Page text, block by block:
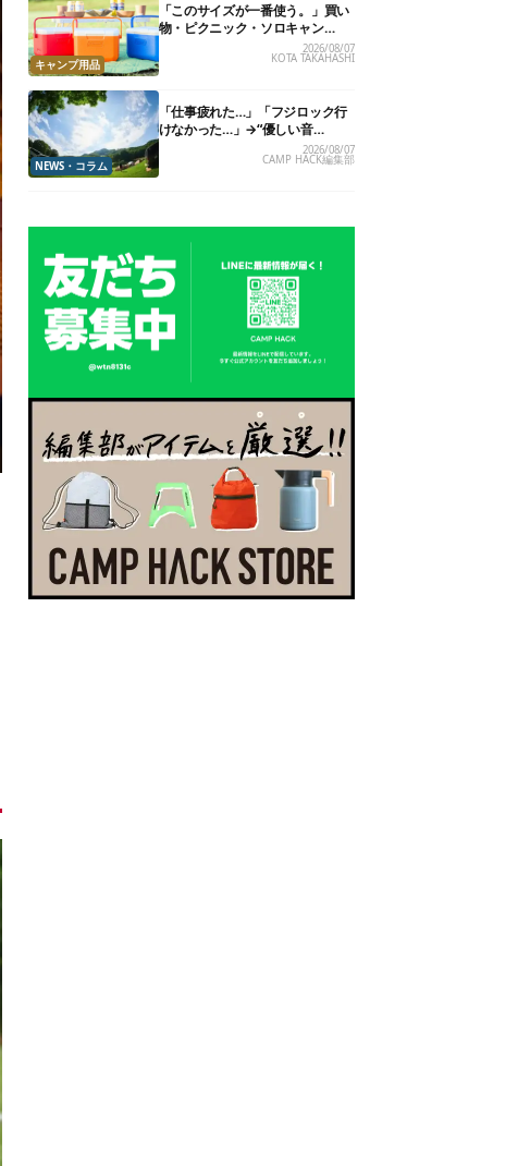
キャンプ用品
「このサイズが一番使う。」買い
物・ピクニック・ソロキャン
に“ちょうどいい”小型クーラーボ
ックス13選
2026/08/07
KOTA TAKAHASHI
NEWS・コラム
「仕事疲れた…」「フジロック行
けなかった…」→“優しい音
楽”と“大きな自然”で治癒。まだ間
に合います。
2026/08/07
CAMP HACK編集部